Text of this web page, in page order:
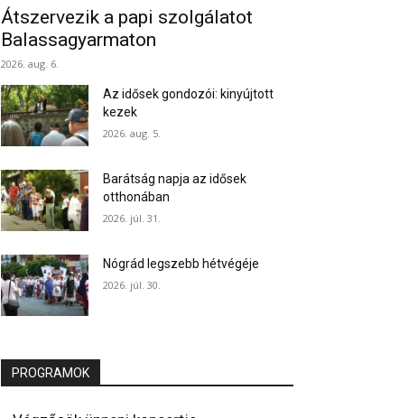
Átszervezik a papi szolgálatot
Balassagyarmaton
2026. aug. 6.
Az idősek gondozói: kinyújtott
kezek
2026. aug. 5.
Barátság napja az idősek
otthonában
2026. júl. 31.
Nógrád legszebb hétvégéje
2026. júl. 30.
PROGRAMOK